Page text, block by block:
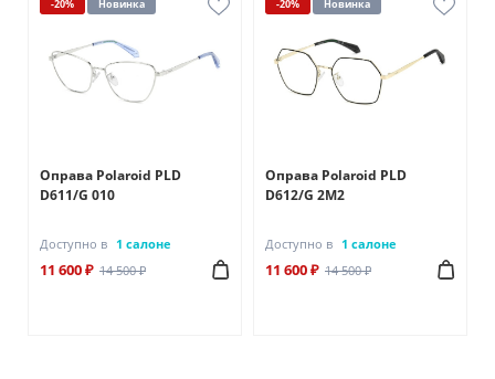
-20% Новинка
Оправа Polaroid PLD
D611/G 010
Доступно в 1 салоне
11 600 ₽ 14 500 ₽
-20% Новинка
Оправа Polaroid PLD
D612/G 2M2
Доступно в 1 салоне
11 600 ₽ 14 500 ₽